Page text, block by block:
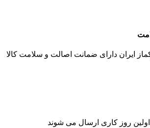
ایران دارای ضمانت اصالت و سلامت کالا
روز کاری ارسال می شوند